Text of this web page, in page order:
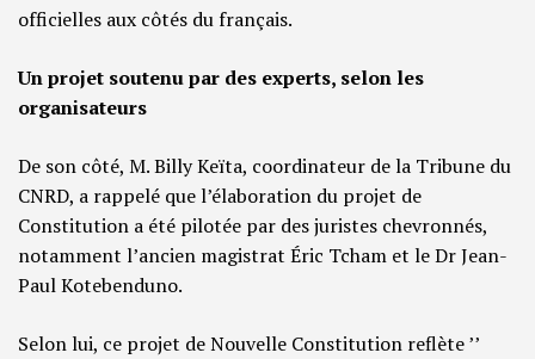
officielles aux côtés du français.
Un projet soutenu par des experts, selon les
organisateurs
De son côté, M. Billy Keïta, coordinateur de la Tribune du
CNRD, a rappelé que l’élaboration du projet de
Constitution a été pilotée par des juristes chevronnés,
notamment l’ancien magistrat Éric Tcham et le Dr Jean-
Paul Kotebenduno.
Selon lui, ce projet de Nouvelle Constitution reflète ’’